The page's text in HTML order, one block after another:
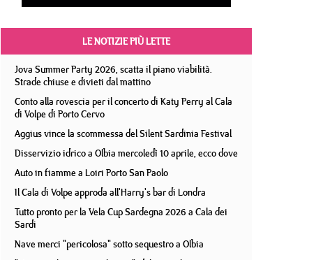
LE NOTIZIE PIÙ LETTE
Jova Summer Party 2026, scatta il piano viabilità.
Strade chiuse e divieti dal mattino
Conto alla rovescia per il concerto di Katy Perry al Cala
di Volpe di Porto Cervo
Aggius vince la scommessa del Silent Sardinia Festival
Disservizio idrico a Olbia mercoledì 10 aprile, ecco dove
Auto in fiamme a Loiri Porto San Paolo
Il Cala di Volpe approda all'Harry's bar di Londra
Tutto pronto per la Vela Cup Sardegna 2026 a Cala dei
Sardi
Nave merci "pericolosa" sotto sequestro a Olbia